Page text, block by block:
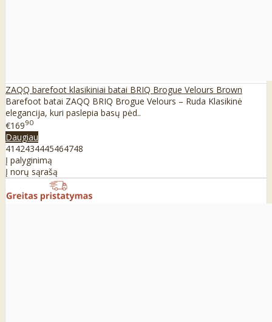
ZAQQ barefoot klasikiniai batai BRIQ Brogue Velours Brown
Barefoot batai ZAQQ BRIQ Brogue Velours – Ruda Klasikinė
elegancija, kuri paslepia basų pėd..
€16990
Daugiau
41 42434445464748
Į palyginimą
Į norų sąrašą